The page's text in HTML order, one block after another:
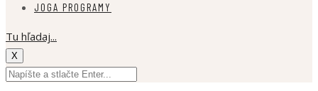
JOGA PROGRAMY
Tu hľadaj...
X